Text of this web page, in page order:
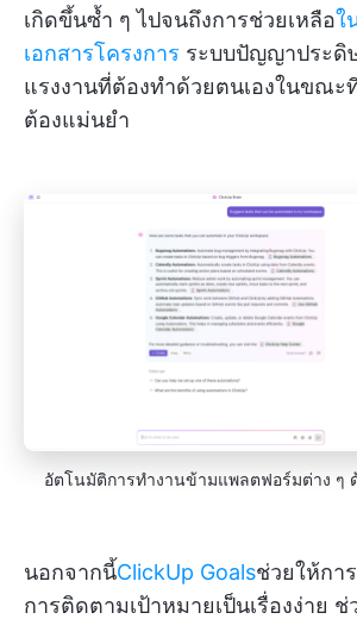
เกิดขึ้นซ้ำ ๆ ไปจนถึงการช่วยเหลือใ
เอกสารโครงการ ระบบปัญญาประดิ
แรงงานที่ต้องทำด้วยตนเองในขณะ
ต้องแม่นยำ
อัตโนมัติการทำงานข้ามแพลตฟอร์มต่าง ๆ
นอกจากนี้ClickUp Goalsช่วยให้กา
การติดตามเป้าหมายเป็นเรื่องง่าย